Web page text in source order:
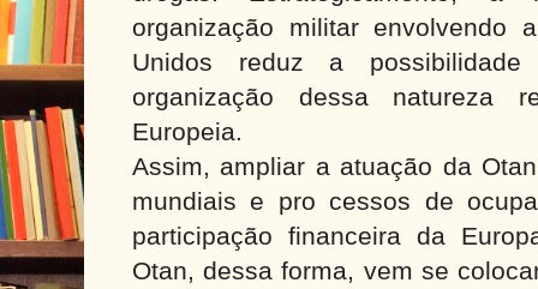
organização militar envolvendo
Unidos reduz a
organização dessa natureza
Europeia.
Assim, ampliar a atuação da
mundiais e pro cessos de
participação financeira da
Otan, dessa forma, vem se